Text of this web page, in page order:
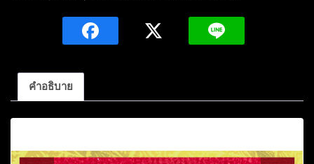
บารมี
พ่อ
คำอธิบาย